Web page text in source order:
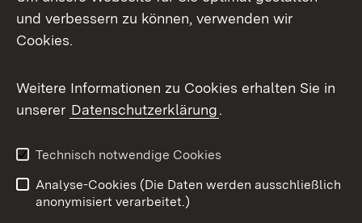
Facebook
X / Twitter
Youtube
Impressum
Kontakt
und verbessern zu können, verwenden wir
Cookies.
Weitere Informationen zu Cookies erhalten Sie in
unserer Datenschutzerklärung.
Technisch notwendige Cookies
Analyse-Cookies (Die Daten werden ausschließlich
anonymisiert verarbeitet.)